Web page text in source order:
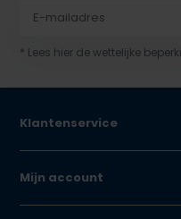
* Lees hier de wettelijke
Klantenservice
Mijn account